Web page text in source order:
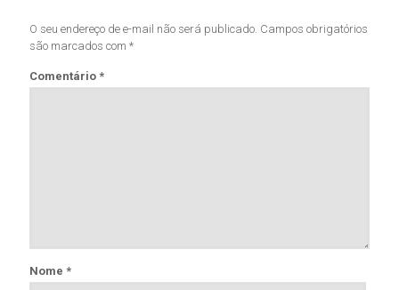
O seu endereço de e-mail não será publicado. Campos obrigatórios
são marcados com *
Comentário *
Nome *